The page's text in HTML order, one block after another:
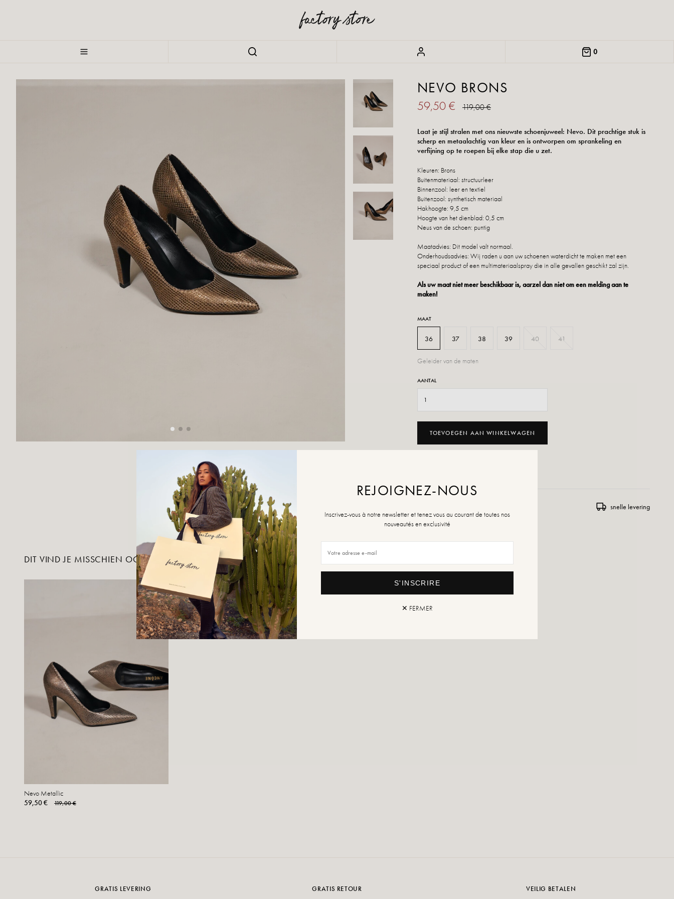
0
NEVO BRONS
59,50 € 119,00 €
Laat je stijl stralen met ons nieuwste schoenjuweel: Nevo. Dit prachtige stuk is
scherp en metaalachtig van kleur en is ontworpen om sprankeling en
verfijning op te roepen bij elke stap die u zet.
Kleuren: Brons
Buitenmateriaal: structuurleer
Binnenzool: leer en textiel
Buitenzool: synthetisch materiaal
Hakhoogte: 9,5 cm
Hoogte van het dienblad: 0,5 cm
Neus van de schoen: puntig
Maatadvies: Dit model valt normaal.
Onderhoudsadvies: Wij raden u aan uw schoenen waterdicht te maken met een
speciaal product of een multimateriaalspray die in alle gevallen geschikt zal zijn.
Als uw maat niet meer beschikbaar is, aarzel dan niet om een melding aan te
maken!
MAAT
36 37 38 39 40 41
Geleider van de maten
AANTAL
TOEVOEGEN AAN WINKELWAGEN
snelle levering
DIT VIND JE MISSCHIEN OOK LEUK
Nevo Metallic
59,50 €
119,00 €
GRATIS LEVERING
GRATIS RETOUR
VEILIG BETALEN
REJOIGNEZ-NOUS
Inscrivez-vous à notre newsletter et tenez vous au courant de toutes nos
nouveautés en exclusivité
S'INSCRIRE
✕ FERMER